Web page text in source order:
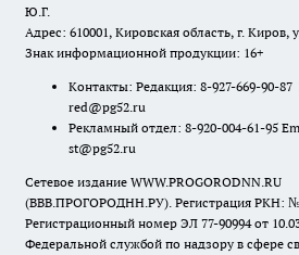
Ю.Г.
Адрес: 610001, Кировская область, г. Киров,
Знак информационной продукции: 16+
Контакты: Редакция: 8-927-669-90-
red@pg52.ru
Рекламный отдел: 8-920-004-61-95
st@pg52.ru
Сетевое издание WWW.PROGORODNN.RU
(ВВВ.ПРОГОРОДНН.РУ). Регистрация РКН: №:
Регистрационный номер ЭЛ 77-90994 от
Федеральной службой по надзору в сфере